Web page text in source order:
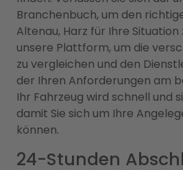
Branchenbuch, um den
Altenau, Harz für Ihre Situation
unsere Plattform, um die
zu vergleichen und den
der Ihren Anforderungen am
Ihr Fahrzeug wird schnell und
damit Sie sich um Ihre
können.
24-Stunden